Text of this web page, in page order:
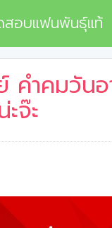
สอบแฟนพันธุ์แท้
คำคมวัน
จ๊ะ